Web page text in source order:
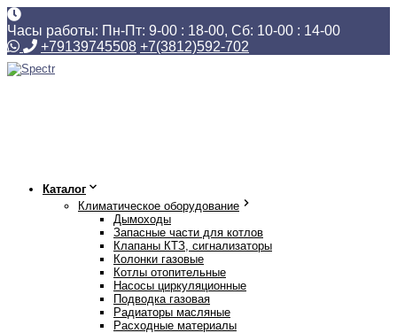
Часы работы: Пн-Пт: 9-00 : 18-00, Сб: 10-00 : 14-00
+79139745508 +7(3812)592-702
Каталог
Климатическое оборудование
Дымоходы
Запасные части для котлов
Клапаны КТЗ, сигнализаторы
Колонки газовые
Котлы отопительные
Насосы циркуляционные
Подводка газовая
Радиаторы масляные
Расходные материалы